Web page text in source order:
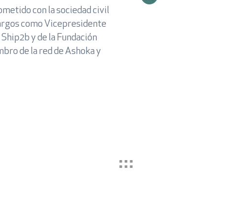
con la sociedad civil
como Vicepresidente
y de la Fundación
de la red de Ashoka y